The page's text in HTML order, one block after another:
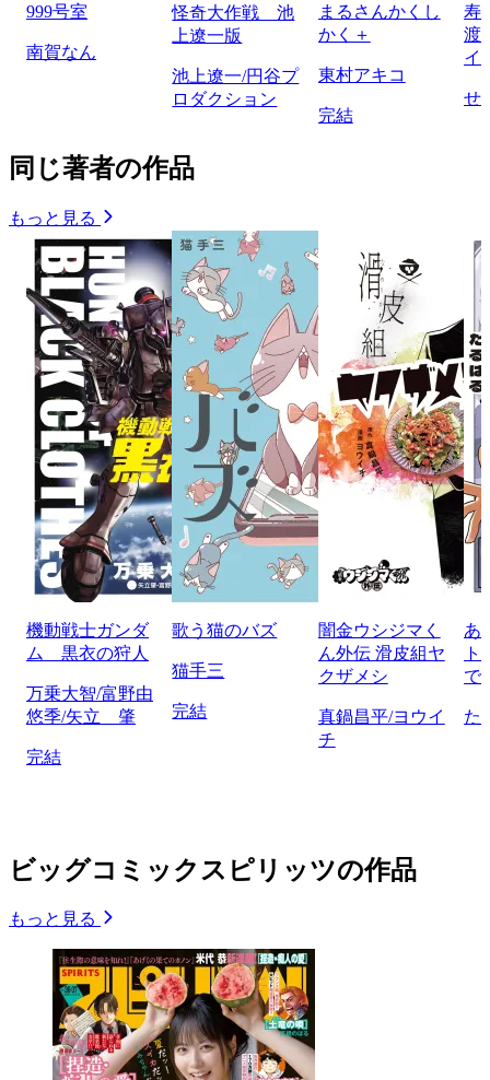
999号室
南賀なん
怪奇大作戦 池
上遼一版
池上遼一/円谷プ
ロダクション
まるさんかくし
かく＋
東村アキコ
完結
寿
渡
イ
せ
同じ著者の作品
もっと見る
機動戦士ガンダ
ム 黒衣の狩人
万乗大智/富野由
悠季/矢立 肇
完結
歌う猫のバズ
猫手三
完結
闇金ウシジマく
ん外伝 滑皮組ヤ
クザメシ
真鍋昌平/ヨウイ
チ
あ
ト
で
た
ビッグコミックスピリッツの作品
もっと見る